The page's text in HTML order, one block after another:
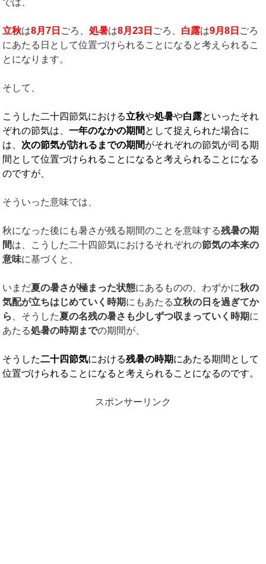
では、
立秋は8月7 日 ごろ、処暑は8月23 日 ごろ、 白露は9月8 日 ごろ
にあたる日として位置づけられることになると考えられるこ
とになります。
そして、
こうした二十四節気における立秋や処暑や白露といったそれ
ぞれの節気は、一年のなかの期間 として捉えられた場合に
は、 次の節気が訪れるまでの期間がそれぞれの節気が司る期
間として位置づけられることになると考えられることになる
のですが、
そういった意味では、
秋になった後にも暑さが残る期間のことを意味する残暑の期
間は、こうした二十四節気におけるそれぞれの節気の本来の
意味に基づくと、
いまだ夏の暑さが極まった状態にあるものの、わずかに秋の
気配が立ちはじめていく時期にもあたる立秋の日を過ぎてか
ら
、そうした夏の名残の暑さも少しずつ収まっていく時期に
あたる処暑の時期までの期間が、
そうした二十四節気における残暑の時期にあたる期間として
位置づけられることになると考えられることになるのです。
スポンサーリンク